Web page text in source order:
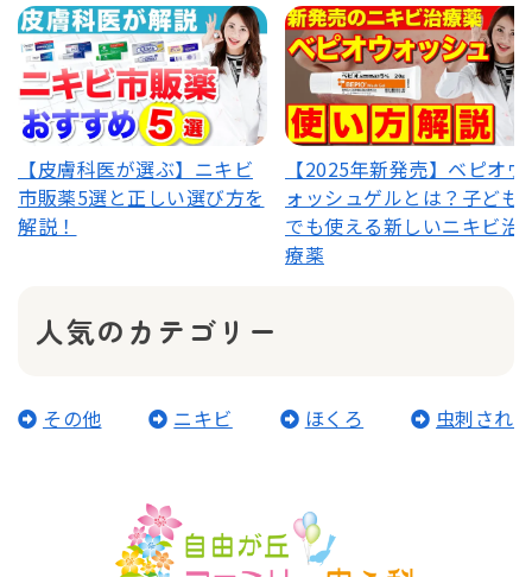
【皮膚科医が選ぶ】ニキビ
市販薬5選と正しい選び方を
解説！
【2025年新発売】ベピオウ
ォッシュゲルとは？子ども
でも使える新しいニキビ治
療薬
人気のカテゴリー
その他 ニキビ ほくろ 虫刺され